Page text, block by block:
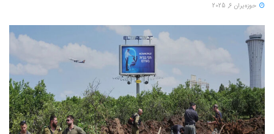
حوزه‌یران 6, 2025